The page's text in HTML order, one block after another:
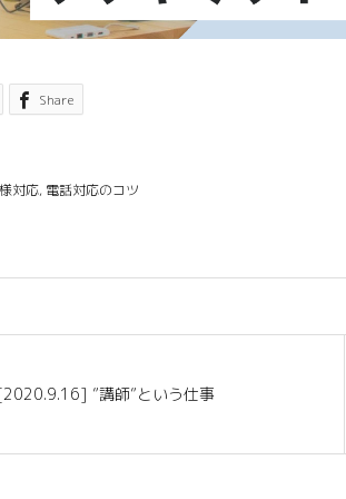
Share
対応, 電話対応のコツ
”講師”という仕事